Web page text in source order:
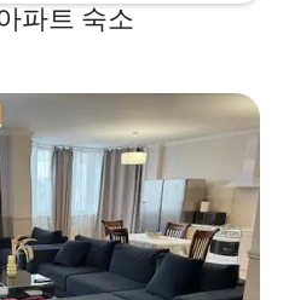
파트 숙소